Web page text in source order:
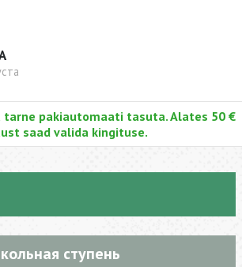
pakiautomaati tasuta. Alates 50 €
saad valida kingituse.
ступень